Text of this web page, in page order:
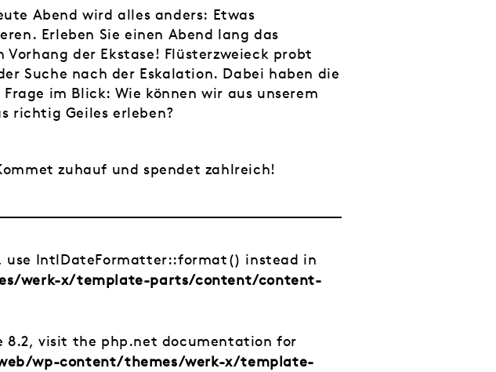
Abend wird alles anders: Etwas
Erleben Sie einen Abend lang das
der Ekstase! Flüsterzweieck probt
Suche nach der Eskalation. Dabei haben die
im Blick: Wie können wir aus unserem
richtig Geiles erleben?
zuhauf und spendet zahlreich!
use IntlDateFormatter::format() instead in
werk-x/template-parts/content/content-
8.2, visit the php.net documentation for
wp-content/themes/werk-x/template-